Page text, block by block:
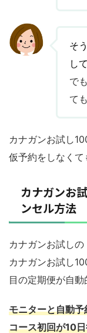
そ
し
で
て
カナガンお試し
仮予約をしなくて
カナガンお
ンセル方法
カナガンお試しの
カナガンお試し
目の定期便が自動
モニターと自動
コース初回が10